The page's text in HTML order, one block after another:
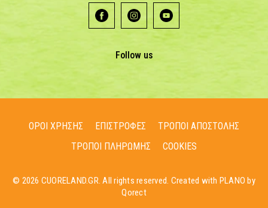
Follow us
ΟΡΟΙ ΧΡΗΣΗΣ ΕΠΙΣΤΡΟΦΕΣ
ΤΡΟΠΟΙ ΑΠΟΣΤΟΛΗΣ
ΤΡΟΠΟΙ ΠΛΗΡΩΜΗΣ
COOKIES
© 2026 CUORELAND.GR. All rights reserved. Created with PLANO by
Qorect